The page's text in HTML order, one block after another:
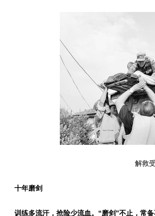
解救
十年磨剑
训练多流汗，抢险少流血。“磨剑”不止，常